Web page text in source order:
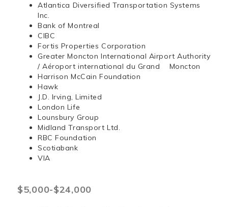
Atlantica Diversified Transportation Systems
Inc.
Bank of Montreal
CIBC
Fortis Properties Corporation
Greater Moncton International Airport Authority
/ Aéroport international du Grand Moncton
Harrison McCain Foundation
Hawk
J.D. Irving, Limited
London Life
Lounsbury Group
Midland Transport Ltd.
RBC Foundation
Scotiabank
VIA
$5,000-$24,000